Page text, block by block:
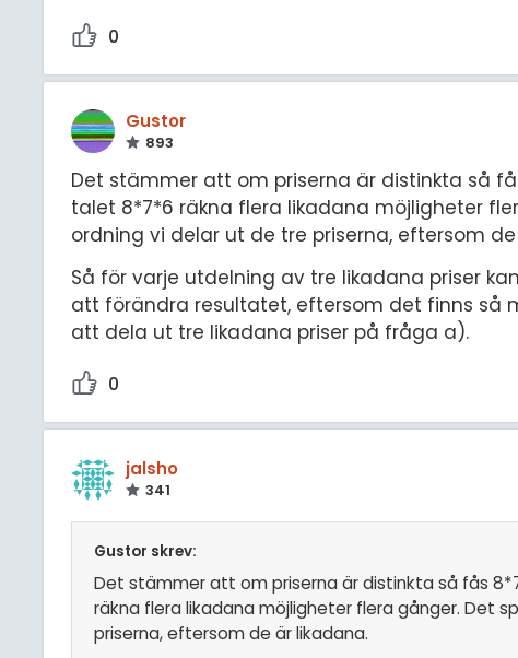
0
Gustor
893
Det stämmer att om priserna är distinkta så
talet 8*7*6 räkna flera likadana möjligheter
ordning vi delar ut de tre priserna, eftersom
Så för varje utdelning av tre likadana priser
att förändra resultatet, eftersom det finns så
att dela ut tre likadana priser på fråga a).
0
jalsho
341
Gustor skrev:
Det stämmer att om priserna är distinkta så fås
räkna flera likadana möjligheter flera gånger. Det
priserna, eftersom de är likadana.